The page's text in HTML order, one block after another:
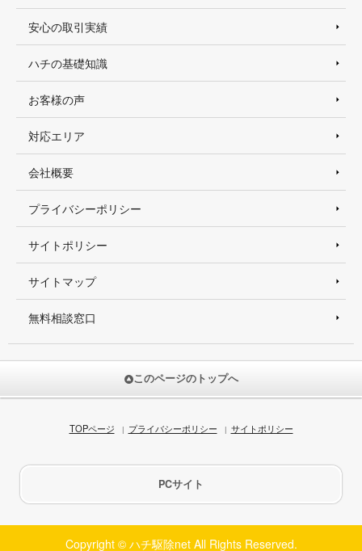
安心の取引実績
ハチの基礎知識
お客様の声
対応エリア
会社概要
プライバシーポリシー
サイトポリシー
サイトマップ
無料相談窓口
このページのトップへ
TOPページ プライバシーポリシー サイトポリシー
PCサイト
Copyright © ハチ駆除net All Rights Reserved.